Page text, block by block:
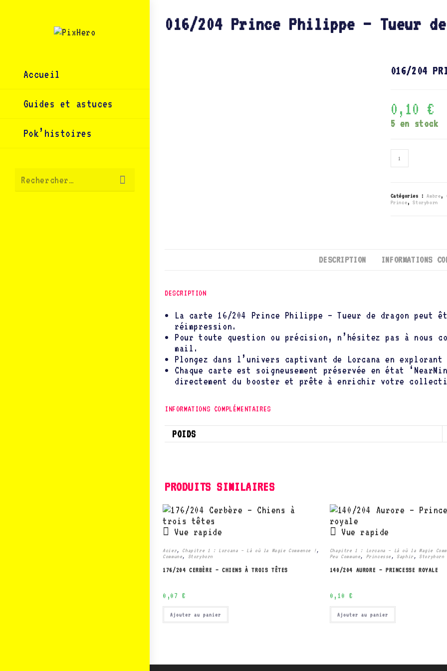
content
Accueil
Guides et astuces
Pok’histoires
Rechercher…
016/204 Prince Philippe – Tueur
016/204
0,10 €
5 en stock
016/204
Tueur
de
Catégories :Ambre,
Prince,Storyborn
DESCRIPTION INFORMATIONS
DESCRIPTION
La carte 16/204 Prince Philippe – Tueur de dragon peut
réimpression.
Pour toute question ou précision, n’hésitez pas à nous
mail.
Plongez dans l’univers captivant de Lorcana en explorant
Chaque carte est soigneusement préservée en état
directement du booster et prête à enrichir votre
INFORMATIONS COMPLÉMENTAIRES
POIDS
PRODUITS SIMILAIRES
Vue rapide
Acier, Chapitre 1 : Lorcana – Là où la Magie Commence !,
Commune, Storyborn
176/204 CERBÈRE – CHIENS À TROIS TÊTES
0,07 €
Ajouter au panier
Vue rapide
Chapitre 1 : Lorcana – Là où la Magie
Peu Commune, Princesse , Saphir , Storyborn
140/204 AURORE – PRINCESSE ROYALE
0,10 €
Ajouter au panier